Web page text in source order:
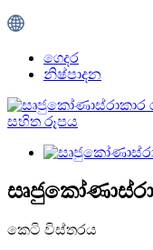
ගෙදර
නිෂ්පාදන
කෙටි විස්තරය